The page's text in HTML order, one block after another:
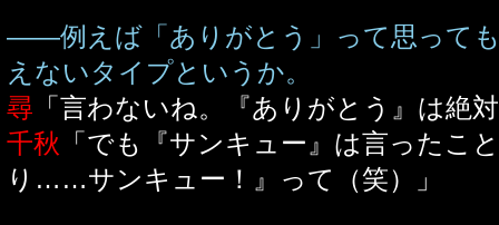
――例えば「ありがとう」って思って
えないタイプというか。
尋 「言わないね。『ありがとう』は絶
千秋 「でも『サンキュー』は言ったこ
り……サンキュー！』って（笑）」